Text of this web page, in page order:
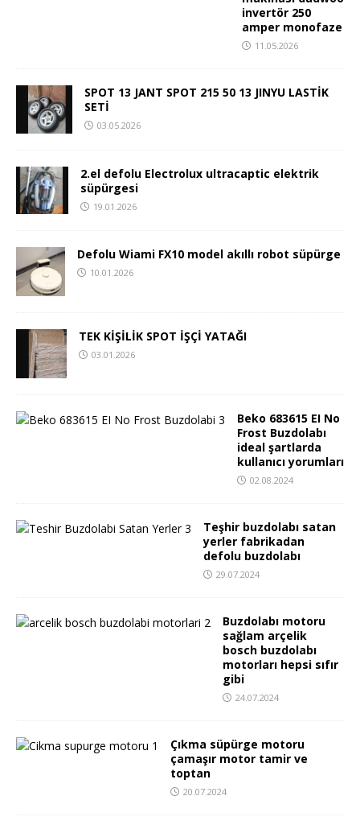
invertör 250
amper monofaze
11.05.2026
SPOT 13 JANT SPOT 215 50 13 JINYU LASTİK
SETİ
03.05.2026
2.el defolu Electrolux ultracaptic elektrik
süpürgesi
19.01.2026
Defolu Wiami FX10 model akıllı robot süpürge
10.01.2026
TEK KİŞİLİK SPOT İŞÇİ YATAĞI
03.01.2026
Beko 683615 EI No
Frost Buzdolabı
ideal şartlarda
kullanıcı yorumları
02.08.2024
Teşhir buzdolabı satan
yerler fabrikadan
defolu buzdolabı
29.07.2024
Buzdolabı motoru
sağlam arçelik
bosch buzdolabı
motorları hepsi sıfır
gibi
24.07.2024
Çıkma süpürge motoru
çamaşır motor tamir ve
toptan
20.07.2024